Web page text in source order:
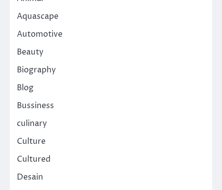
Aquascape
Automotive
Beauty
Biography
Blog
Bussiness
culinary
Culture
Cultured
Desain